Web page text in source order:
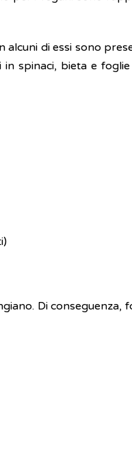
di essi sono
spinaci, bieta e
Di conseguenza,